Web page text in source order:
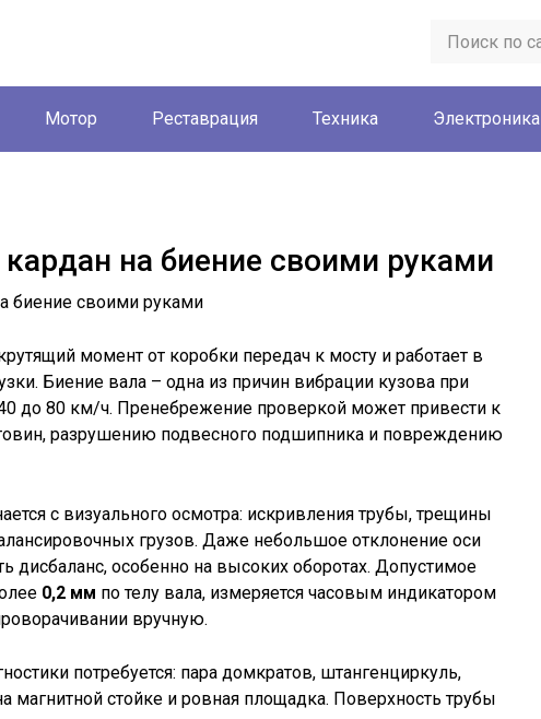
Мотор Реставрация Техника Электроника
на биение своими руками
момент от коробки передач к мосту и работает в
Биение вала – одна из причин вибрации кузова при
до 80 км/ч. Пренебрежение проверкой может привести к
разрушению подвесного подшипника и повреждению
с визуального осмотра: искривления трубы, трещины
грузов. Даже небольшое отклонение оси
особенно на высоких оборотах. Допустимое
0,2 мм по телу вала, измеряется часовым индикатором
вручную.
потребуется: пара домкратов, штангенциркуль,
магнитной стойке и ровная площадка. Поверхность трубы